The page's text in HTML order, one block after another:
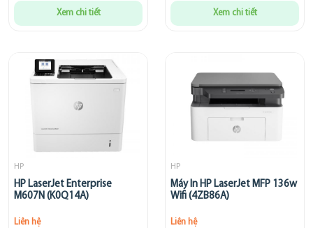
Xem chi tiết Xem chi tiết
HP
HP LaserJet Enterprise
M607N (K0Q14A)
Liên hệ
HP
Máy In HP LaserJet MFP 136w
Wifi (4ZB86A)
Liên hệ